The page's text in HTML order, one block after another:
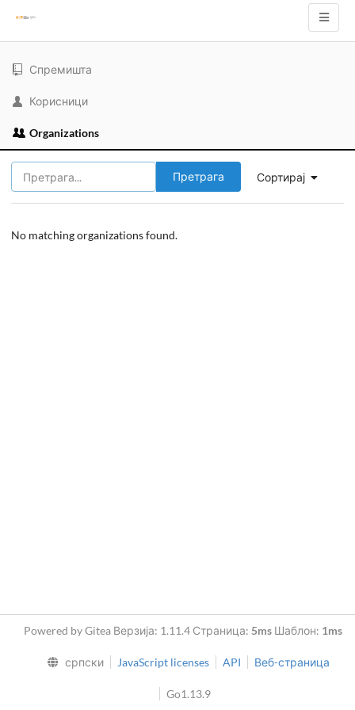
Спремишта
Корисници
Organizations
Сортирај
Претрага
No matching organizations found.
Powered by Gitea Верзија: 1.11.4 Страница: 5ms Шаблон: 1ms
српски JavaScript licenses API Веб-страница
Go1.13.9